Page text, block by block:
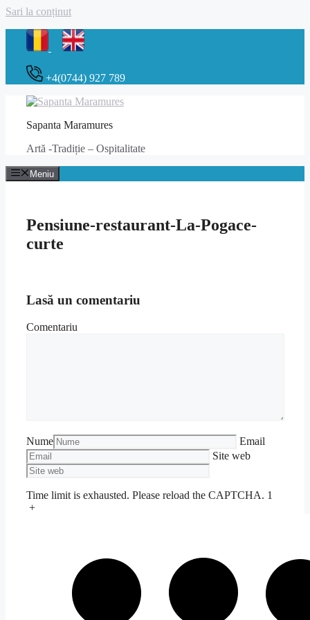
Sari la conținut
+4(0744) 927 789
Sapanta Maramures
Artă -Tradiție – Ospitalitate
Meniu
Pensiune-restaurant-La-Pogace-
curte
Lasă un comentariu
Comentariu
Nume
Email
Site web
Time limit is exhausted. Please reload the CAPTCHA. 1
+